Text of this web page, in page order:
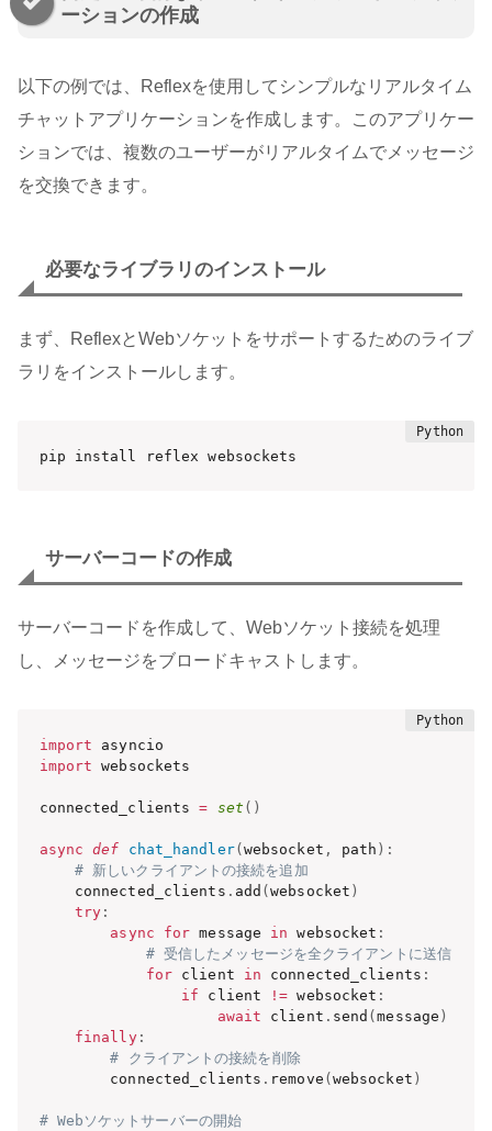
ーションの作成
以下の例では、Reflexを使用してシンプルなリアルタイム
チャットアプリケーションを作成します。このアプリケー
ションでは、複数のユーザーがリアルタイムでメッセージ
を交換できます。
必要なライブラリのインストール
まず、ReflexとWebソケットをサポートするためのライブ
ラリをインストールします。
pip install reflex websockets
サーバーコードの作成
サーバーコードを作成して、Webソケット接続を処理
し、メッセージをブロードキャストします。
import
import websockets
connected_clients = set ( )
async def chat_handler(websocket , path ) :
# 新しいクライアントの接続を追加
    connected_clients
. add (websocket )
try :
async
for message in websocket :
# 受信したメッセージを全クライアントに送信
for client in connected_clients :
if client != websocket :
await client . send (message )
finally:
# クライアントの接続を削除
        connected_clients
. remove (websocket )
# Webソケットサーバーの開始